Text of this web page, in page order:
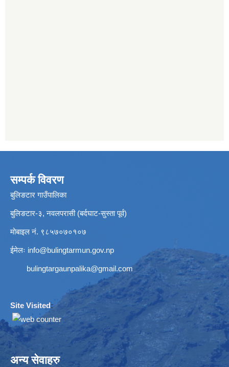
सम्पर्क विवरण
बुलिङटार गाउँपालिका
बुलिङटार-३, नवलपरासी (बर्दघाट-सुस्ता पूर्व)
मोबाइल नं. ९८५७०७०१०७
ईमेलः info@bulingtarmun.gov.np
bulingtargaunpalika@gmail.com
Site Visited:
अन्य सेवाहरु